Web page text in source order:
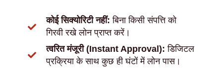
कोई सिक्योरिटी नहीं: बिना किसी संपत्ति को
गिरवी रखे लोन प्राप्त करें।
त्वरित मंजूरी (Instant Approval): डिजिटल
प्रक्रिया के साथ कुछ ही घंटों में लोन पास।